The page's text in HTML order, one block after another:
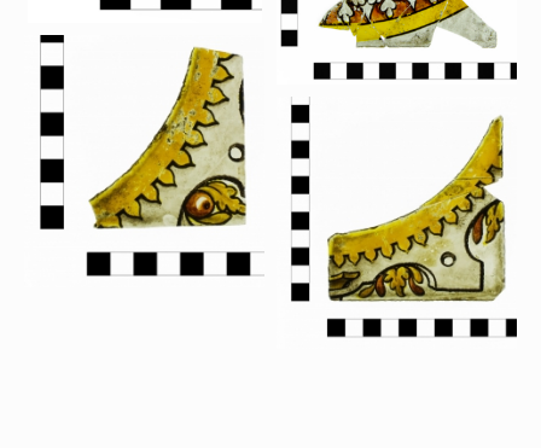
Teksten
Onbeschilderd glas
Het onderzoek
Publicaties
Over de onderzoeker